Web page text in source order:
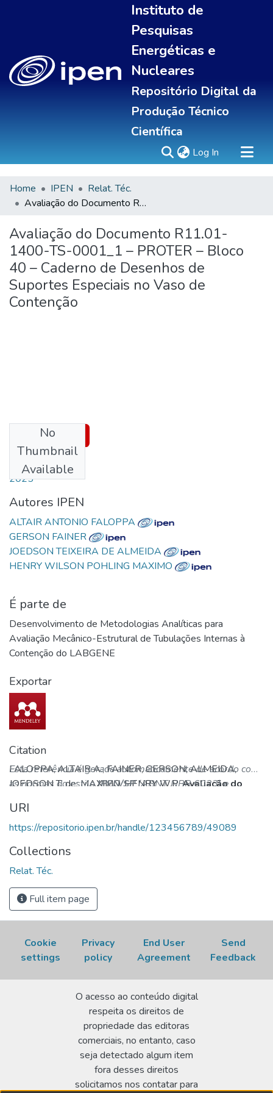
Instituto de
Pesquisas
Energéticas e
Nucleares
Repositório Digital da
Produção Técnico
Científica
Log In (current)
Sobre
All of DSpace
Statistics
Home IPEN
Relat. Téc.
Avaliação do Documento R11.01-1400-TS-0001_1 – PROTER – Bloco 40 – Caderno de Desenhos de Suportes Especiais no Vaso de Contenção
Avaliação do Documento R11.01-
1400-TS-0001_1 – PROTER – Bloco
40 – Caderno de Desenhos de
Suportes Especiais no Vaso de
Contenção
No
Thumbnail
Available
Download
Date
2025
Autores IPEN
ALTAIR ANTONIO FALOPPA
GERSON FAINER
JOEDSON TEIXEIRA DE ALMEIDA
HENRY WILSON POHLING MAXIMO
É parte de
Desenvolvimento de Metodologias Analíticas para
Avaliação Mecânico-Estrutural de Tubulações Internas à
Contenção do LABGENE
Exportar
Citation
FALOPPA, ALTAIR A.; FAINER, GERSON; ALMEIDA,
JOEDSON T. de; MAXIMO, HENRY W.P.Avaliação do
Bloco 40 – Caderno de Desenhos de Suportes
Especiais no Vaso de Contenção. São Paulo: Instituto de
(IPEN-CEN-P&D-CTMSP-043-00-INFT-013-00).
Restrito. Disponível em:
https://repositorio.ipen.br/handle/123456789/49089.
Acesso em: 07 Aug 2026.
Esta referência é gerada automaticamente de acordo com
as normas do estiloIPEN/SP(ABNT NBR 6023) e
necessário.
URI
https://repositorio.ipen.br/handle/123456789/49089
Collections
Relat. Téc.
Full item page
Cookie
settings
Privacy
policy
End User
Agreement
Send
Feedback
O acesso ao conteúdo digital
respeita os direitos de
propriedade das editoras
comerciais, no entanto, caso
seja detectado algum item
fora desses direitos
solicitamos nos contatar para